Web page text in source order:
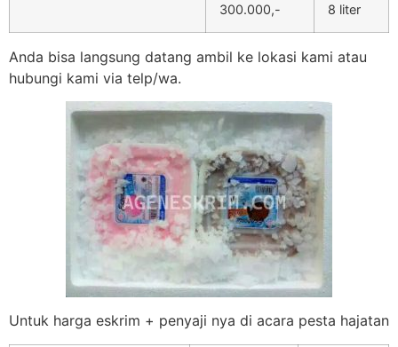
300.000,-
8 liter
Anda bisa langsung datang ambil ke lokasi kami atau
hubungi kami via telp/wa.
Untuk harga eskrim + penyaji nya di acara pesta hajatan